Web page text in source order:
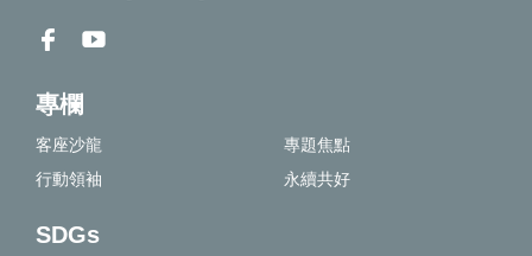
專欄
客座沙龍
專題焦點
行動領袖
永續共好
SDGs